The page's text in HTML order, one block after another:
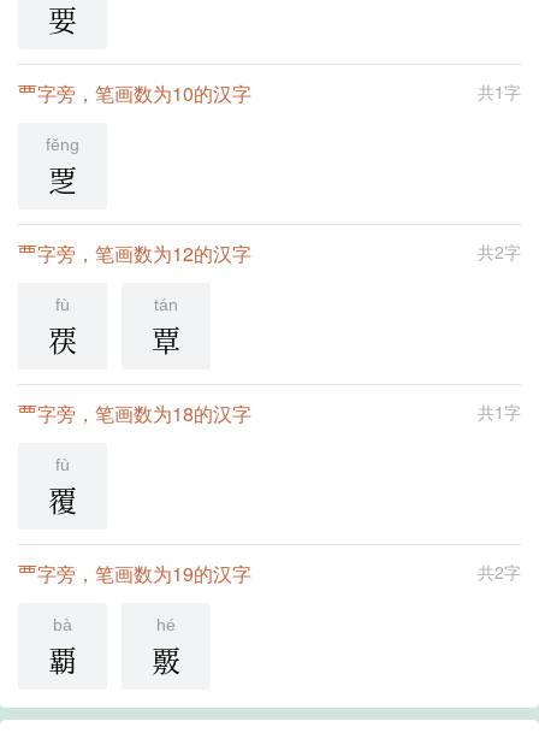
要
共1字
覀字旁，笔画数为10的汉字
fěng
覂
共2字
覀字旁，笔画数为12的汉字
fù
覄
tán
覃
共1字
覀字旁，笔画数为18的汉字
fù
覆
共2字
覀字旁，笔画数为19的汉字
bà
覇
hé
覈